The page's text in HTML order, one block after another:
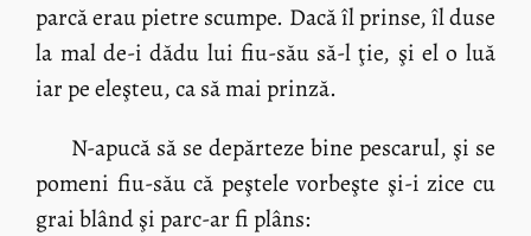
parcă erau pietre scumpe. Dacă îl prinse, îl duse
la mal de-i dădu lui fiu-său să-l ţie, şi el o luă
iar pe eleşteu, ca să mai prinză.
N-apucă să se depărteze bine pescarul, şi se
pomeni fiu-său că peştele vorbeşte şi-i zice cu
grai blând şi parc-ar fi plâns: